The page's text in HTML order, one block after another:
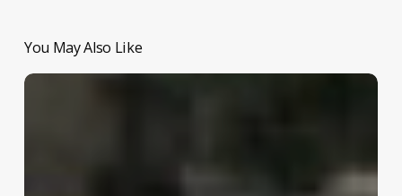
You May Also Like